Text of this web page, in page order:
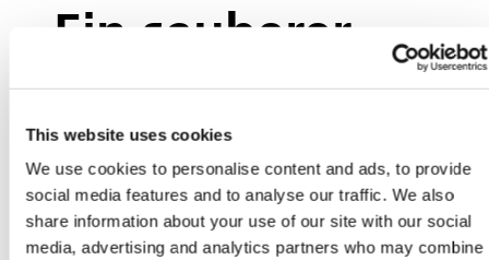
This website uses cookies
We use cookies to personalise content and ads, to provide
social media features and to analyse our traffic. We also
share information about your use of our site with our social
media, advertising and analytics partners who may combine
Ein sauberer
Start – so
reinigen Sie
Ihren Anhänger